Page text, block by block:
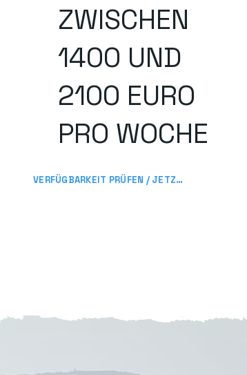
ZWISCHEN
1400 UND
2100 EURO
PRO WOCHE
VERFÜGBARKEIT PRÜFEN / JETZT BUCHEN